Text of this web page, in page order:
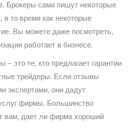
Брокеры сами пишут некоторые
в то время как некоторые
Вы можете даже посмотреть,
работает в бизнесе.
это те, кто предлагает гарантии
трейдеры. Если отзывы
экспертами, они дадут
фирмы. Большинство
вам, дает ли фирма хороший